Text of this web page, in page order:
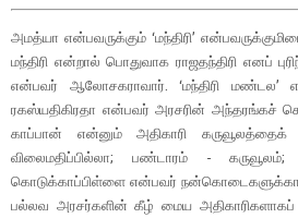
அமத்யா என்பவருக்கும் ‘மந்திரி’
மந்திரி என்றால் பொதுவாக ராஜதந்திரி எனப்
என்பவர் ஆலோசகராவார். ‘மந்திரி மண்டல’
ரகஸ்யதிகிரதா என்பவர் அரசரின் அந்தரங்கச்
காப்பான் என்னும் அதிகாரி
விலைமதிப்பில்லா; பண்டாரம் - கருவூலம்;
கொடுக்காப்பிள்ளை என்பவர்
பல்லவ அரசர்களின் கீழ் மைய அதிகாரிகளாகப்